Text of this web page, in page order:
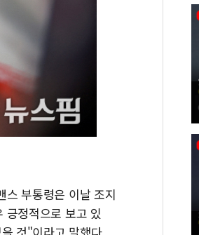
스 부통령은 이날 조지
정적으로 보고 있